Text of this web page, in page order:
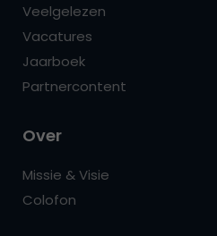
Veelgelezen
Vacatures
Jaarboek
Partnercontent
Over
Missie & Visie
Colofon